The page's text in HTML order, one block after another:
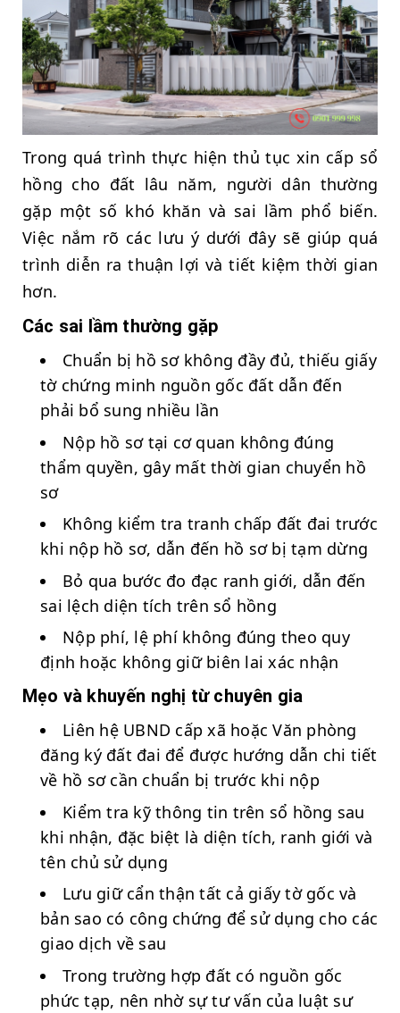
Trong quá trình thực hiện thủ tục xin cấp sổ
hồng cho đất lâu năm, người dân thường
gặp một số khó khăn và sai lầm phổ biến.
Việc nắm rõ các lưu ý dưới đây sẽ giúp quá
trình diễn ra thuận lợi và tiết kiệm thời gian
hơn.
Các sai lầm thường gặp
Chuẩn bị hồ sơ không đầy đủ, thiếu giấy
tờ chứng minh nguồn gốc đất dẫn đến
phải bổ sung nhiều lần
Nộp hồ sơ tại cơ quan không đúng
thẩm quyền, gây mất thời gian chuyển hồ
sơ
Không kiểm tra tranh chấp đất đai trước
khi nộp hồ sơ, dẫn đến hồ sơ bị tạm dừng
Bỏ qua bước đo đạc ranh giới, dẫn đến
sai lệch diện tích trên sổ hồng
Nộp phí, lệ phí không đúng theo quy
định hoặc không giữ biên lai xác nhận
Mẹo và khuyến nghị từ chuyên gia
Liên hệ UBND cấp xã hoặc Văn phòng
đăng ký đất đai để được hướng dẫn chi tiết
về hồ sơ cần chuẩn bị trước khi nộp
Kiểm tra kỹ thông tin trên sổ hồng sau
khi nhận, đặc biệt là diện tích, ranh giới và
tên chủ sử dụng
Lưu giữ cẩn thận tất cả giấy tờ gốc và
bản sao có công chứng để sử dụng cho các
giao dịch về sau
Trong trường hợp đất có nguồn gốc
phức tạp, nên nhờ sự tư vấn của luật sư